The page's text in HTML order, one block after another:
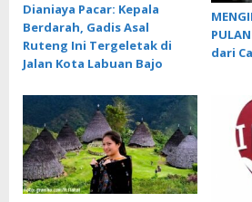
Dianiaya Pacar: Kepala
Berdarah, Gadis Asal
Ruteng Ini Tergeletak di
Jalan Kota Labuan Bajo
dari